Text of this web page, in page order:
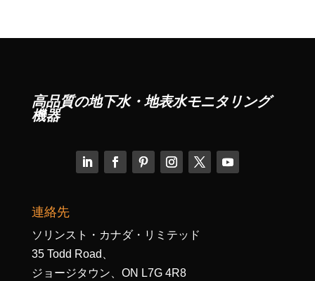
高品質の地下水・地表水モニタリング
機器
連絡先
ソリンスト・カナダ・リミテッド
35 Todd Road、
ジョージタウン、ON L7G 4R8